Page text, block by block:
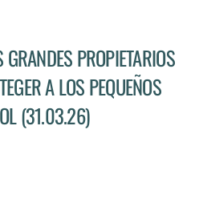
PROPIETARIOS
A LOS PEQUEÑOS
(31.03.26)